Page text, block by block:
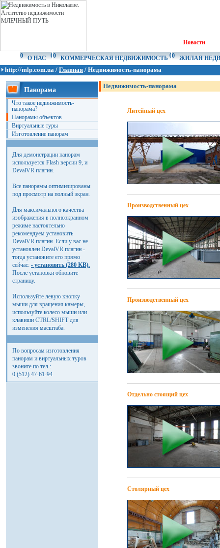
Новости
О НАС КОММЕРЧЕСКАЯ НЕДВИЖИМОСТЬ ЖИЛАЯ
http://mlp.com.ua / Главная / Недвижимость-панорама
Панорама
Что такое недвижимость-
панорама?
Панорамы объектов
Виртуальные туры
Изготовление панорам
Для демонстрации панорам
используется Flash версии 9, и
DevalVR плагин.
Все панорамы оптимизированы
под просмотр на полный экран.
Для максимального качества
изображения в полноэкранном
режиме настоятельно
рекомендуем установить
DevalVR плагин. Если у вас не
установлен DevalVR плагин -
тогда установите его прямо
сейчас: - установить (280 KB).
После установки обновите
страницу.
Используйте левую кнопку
мыши для вращения камеры,
используйте колесо мыши или
клавиши CTRL/SHIFT для
изменения масштаба.
По вопросам изготовления
панорам и виртуальных туров
звоните по тел.:
0 (512) 47-61-94
Недвижимость-панорама
Литейный цех
Производственный цех
Производственный цех
Отдельно стоящий цех
Столярный цех